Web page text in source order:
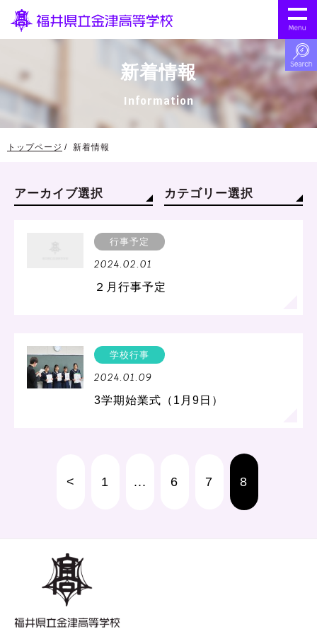
新着情報
Information
トップページ 新着情報
カテゴリー選択
アーカイブ選択
行事予定
2024.02.01
２月行事予定
学校行事
2024.01.09
3学期始業式（1月9日）
< 1 ... 6 7 8